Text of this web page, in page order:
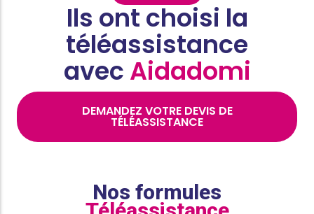
Ils ont choisi la
téléassistance
avec Aidadomi
DEMANDEZ VOTRE DEVIS DE
TÉLÉASSISTANCE
Nos formules